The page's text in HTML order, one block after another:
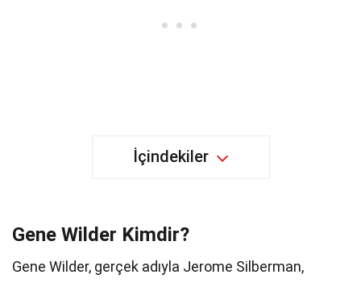
İçindekiler
Gene Wilder Kimdir?
Gene Wilder, gerçek adıyla Jerome Silberman,